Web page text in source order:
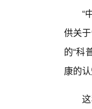
“
供关
的“科
康的认